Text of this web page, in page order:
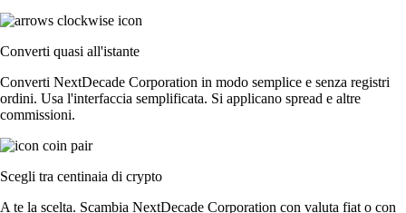
Converti quasi all'istante
Converti NextDecade Corporation in modo semplice e senza registri
ordini. Usa l'interfaccia semplificata. Si applicano spread e altre
commissioni.
Scegli tra centinaia di crypto
A te la scelta. Scambia NextDecade Corporation con valuta fiat o con